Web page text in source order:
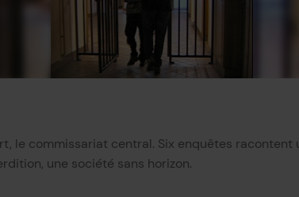
le commissariat central. Six enquêtes racontent
une société sans horizon.